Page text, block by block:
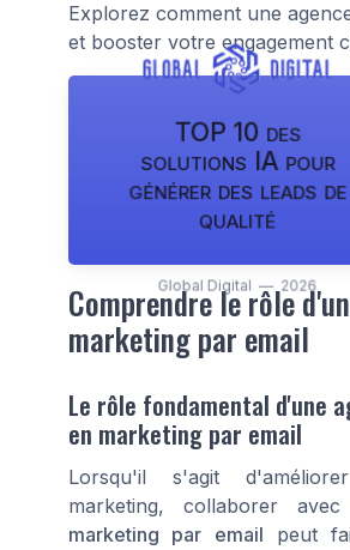
Explorez comment une
et booster votre engagement
TOP 10 des
solutions IA pour
générer des leads de
qualité
Global Digital — 2026
Comprendre le rôle
marketing par email
Le rôle fondamental d'une
en marketing par email
Lorsqu'il s'agit
marketing, collaborer
marketing par email peut